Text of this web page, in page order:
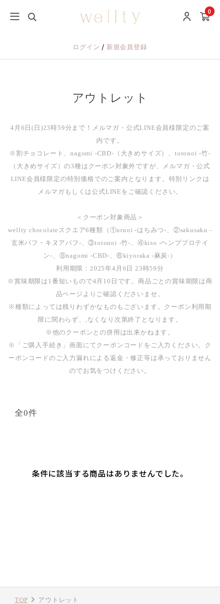
0
ログイン/ 新規会員登録
アウトレット
4月6日(日)23時59分まで！メルマガ・公式LINE会員様限定のご案
内です。
※割チョコレート、nagomi -CBD-（大きめサイズ）、totonoi -竹-
（大きめサイズ）の3種はクーポン対象外ですが、メルマガ・公式
LINE会員様限定の特別価格でのご案内となります。特別リンクは
メルマガもしくは公式LINEをご確認ください。
＜クーポン対象商品＞
wellty chocolateスクエア6種類（①uruoi -はちみつ-、②sakusaku -
玄米パフ・キヌアパフ-、③totonoi -竹-、④kiso -ヘンププロテイ
ン-、⑤nagomi -CBD-、⑥kiyoraka -麻炭-）
利用期限：2025年4月6日 23時59分
※賞味期限は1番短いもので4月10日です。商品ごとの賞味期限は商
品ページよりご確認くださいませ。
※種類によっては残りわずかなものもございます。クーポン利用期
限に関わらず、,なくなり次第終了となります。
※他のクーポンとの併用は出来かねます。
※「ご購入手続き」画面にてクーポンコードをご入力ください。ク
ーポンコードのご入力漏れによる返金・修正等は承っておりません
のでお気をつけください。
全0件
条件に該当する商品はありませんでした。
TOP アウトレット